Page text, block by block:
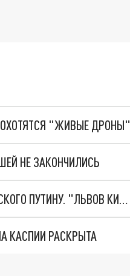
ОХОТЯТСЯ "ЖИВЫЕ ДРОНЫ"
НЕ ЗАКОНЧИЛИСЬ
НОВОЕ МАСШТАБНЕЙШЕЕ НАСТУПЛЕНИЕ. ТРИ УЛЬТИМАТУМА ЗЕЛЕНСКОГО ПУТИНУ. "ЛЬВОВ КИМА" ПОСТАВЯТ НА ПВО? ГЛОБАЛЬНЫЙ ПРОРЫВ ПОД ЗАПОРОЖЬЕМ
КАСПИИ РАСКРЫТА